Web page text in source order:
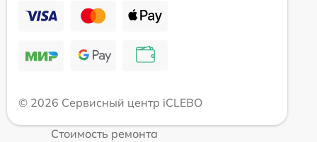
© 2026 Сервисный центр iCLEBO
Стоимость ремонта